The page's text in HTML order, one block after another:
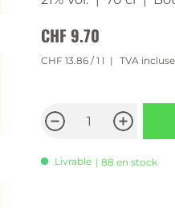
CHF 9.70
CHF 13.86/ 1 l TVA
Livrable | 88 en stock